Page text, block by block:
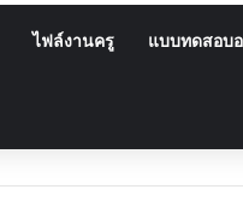
ไฟล์งานครู แบบทดสอบ